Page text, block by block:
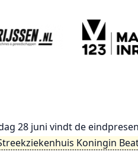
28 juni vindt de
Koningin